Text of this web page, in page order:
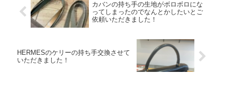
カバンの持ち手の生地がボロボロにな
ってしまったのでなんとかしたいとご
依頼いただきました！
HERMESのケリーの持ち手交換させて
いただきました！